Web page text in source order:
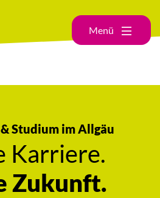
Menü
Studium im Allgäu
Karriere.
Zukunft.